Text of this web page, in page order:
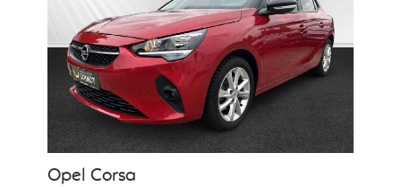
Opel Corsa